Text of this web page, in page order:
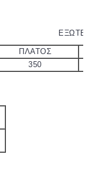
ΠΛΑΤΟΣ
350